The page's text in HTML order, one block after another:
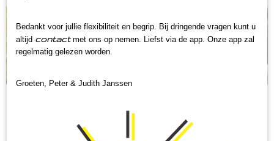
Bedankt voor jullie flexibiliteit en begrip. Bij dringende vragen kunt u
altijd contactmet ons op nemen. Liefst via de app. Onze app zal
regelmatig gelezen worden.
Groeten, Peter & Judith Janssen